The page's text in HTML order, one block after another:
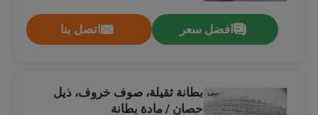
افضل سعر اتصل بنا
بطانة ثقيلة، صوف خروف، ذيل
حصان / مادة بطانة